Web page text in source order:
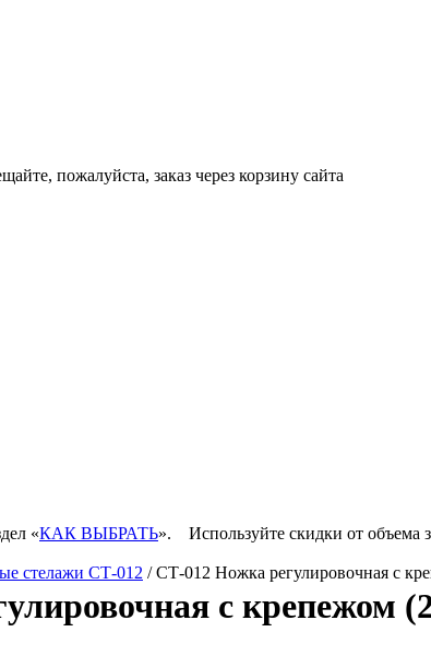
пожалуйста, заказ через корзину сайта
«КАК ВЫБРАТЬ».
Используйте скидки от объема
стелажи СТ-012 / СТ-012 Ножка регулировочная с
с крепежом